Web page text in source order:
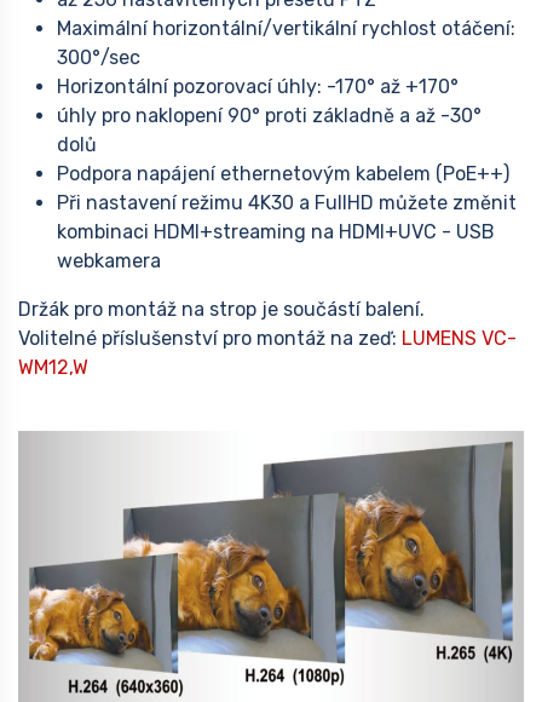
Maximální horizontální/vertikální rychlost otáčení:
300°/sec
Horizontální pozorovací úhly: -170° až +170°
úhly pro naklopení 90° proti základně a až -30°
dolů
Podpora napájení ethernetovým kabelem (PoE++)
Při nastavení režimu 4K30 a FullHD můžete změnit
kombinaci HDMI+streaming na HDMI+UVC - USB
webkamera
Držák pro montáž na strop je součástí balení.
Volitelné příslušenství pro montáž na zeď: LUMENS VC-
WM12,W